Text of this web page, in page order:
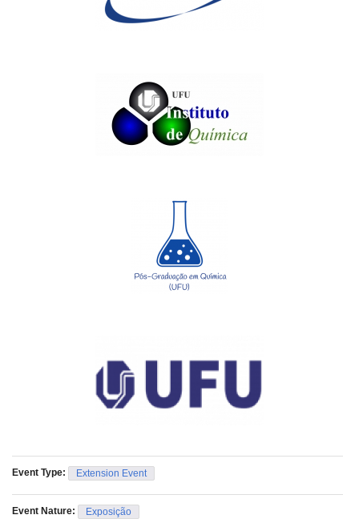
Event Type: Extension Event
Event Nature: Exposição